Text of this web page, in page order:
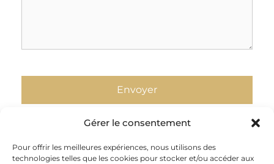
Gérer le consentement
Pour offrir les meilleures expériences, nous utilisons des
technologies telles que les cookies pour stocker et/ou accéder aux